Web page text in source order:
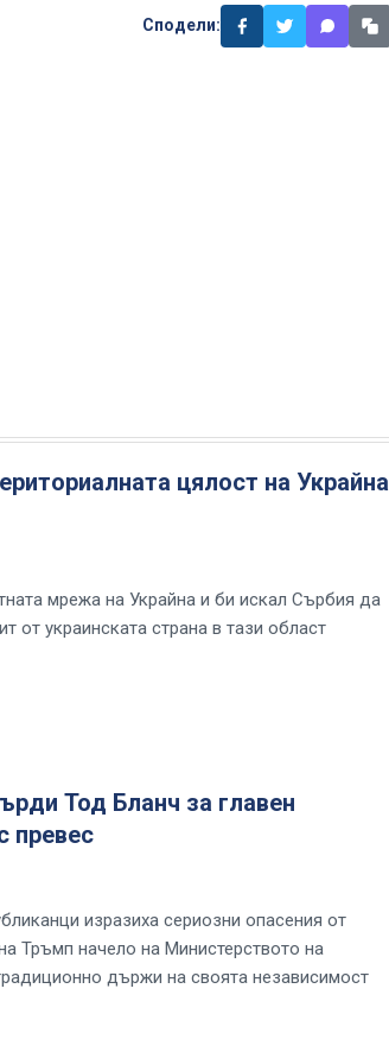
Сподели:
цялост на Украйна
мрежа на Украйна и би искал Сърбия да
от украинската страна в тази област
Тод Бланч за главен
превес
изразиха сериозни опасения от
Тръмп начело на Министерството на
държи на своята независимост